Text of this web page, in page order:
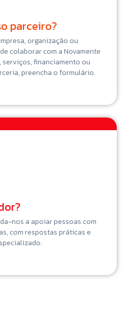
parceiro?
organização ou
colaborar com a Novamente
serviços, financiamento ou
preencha o formulário.
nos a apoiar pessoas com
com respostas práticas e